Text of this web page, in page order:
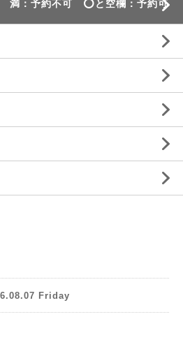
満：予約不可 ⭕️と空欄：予約可
Friday